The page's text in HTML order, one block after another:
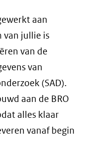
aan
jullie is
van de
van
(SAD).
aan de BRO
alles klaar
vanaf begin